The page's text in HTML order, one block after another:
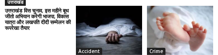
उत्तराखंड
उत्तराखंड विस चुनाव, इस महीने बूथ
जीतो अभियान करेगी भाजपा, विकास
यात्रा और लखपति दीदी सम्मेलन की
रूपरेखा तैयार
Accident Crime